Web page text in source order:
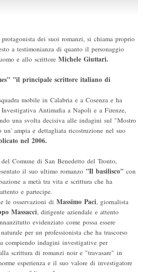
dei suoi romanzi, si chiama proprio
a testimonianza di quanto il personaggio
e allo scrittore Michele Giuttari.
"il principale scrittore italiano di
mobile in Calabria e a Cosenza e ha
Antimafia a Napoli e a Firenze,
una svolta decisiva alle indagini sul "Mostro
ampia e dettagliata ricostruzione nel suo
nel 2006.
Comune di San Benedetto del Tronto,
il suo ultimo romanzo "Il basilisco" con
a metà tra vita e scrittura che ha
e partecipe.
le osservazioni di Massimo Paci, giornalista
Massacci, dirigente aziendale e attento
evidenziato come possa essere
per un professionista che ha trascorso
compiendo indagini investigative per
scrittura di romanzi noir e "travasare" in
esperienza e il suo valore di investigatore